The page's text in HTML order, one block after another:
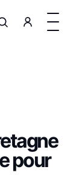
pour